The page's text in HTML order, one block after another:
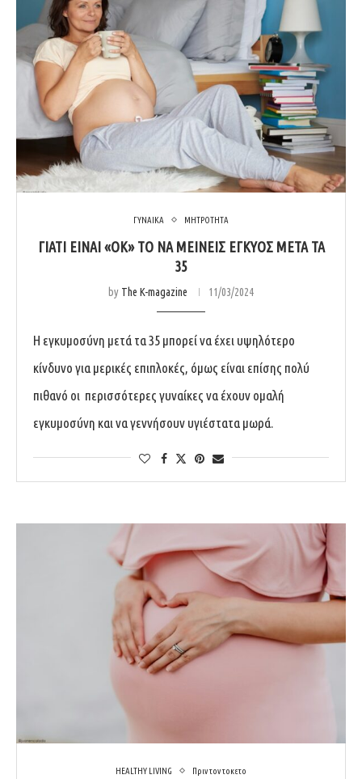
ΓΥΝΑΙΚΑ ΜΗΤΡΟΤΗΤΑ
ΓΙΑΤΙ ΕΙΝΑΙ «ΟΚ» ΤΟ ΝΑ ΜΕΙΝΕΙΣ ΕΓΚΥΟΣ ΜΕΤΑ ΤΑ
35
by The K-magazine 11/03/2024
Η εγκυμοσύνη μετά τα 35 μπορεί να έχει υψηλότερο
κίνδυνο για μερικές επιπλοκές, όμως είναι επίσης πολύ
πιθανό οι περισσότερες γυναίκες να έχουν ομαλή
εγκυμοσύνη και να γεννήσουν υγιέστατα μωρά.
HEALTHY LIVING Πριν τον τοκετο